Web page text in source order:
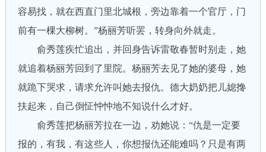
容易找，就在西直门里北城根，旁边靠着一个官厅，门
前有一棵大柳树。”杨丽芳听罢，转身向外就走。
俞秀莲疾忙追出，并回身告诉雷敬春暂时别走，她
就追着杨丽芳回到了里院。杨丽芳去见了她的婆母，她
就跪下哭求，请求允许叫她去报仇。德大奶奶把儿媳搀
扶起来，自己倒怔忡忡地不知说什么才好。
俞秀莲把杨丽芳拉在一边，劝她说：“仇是一定要
报的，有我，有这些人，你想报仇还能难吗？只是有两